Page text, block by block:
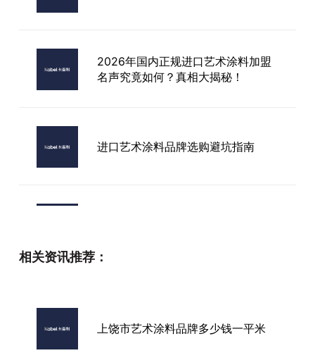
2026年国内正规进口艺术涂料加盟
名声究竟如何？真相大揭秘！
进口艺术涂料品牌选购避坑指南
相关资讯推荐：
上饶市艺术涂料品牌多少钱一平米